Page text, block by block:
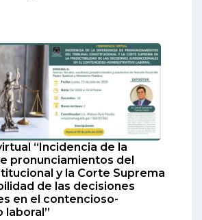
“Incidencia de la
pronunciamientos del
y la Corte Suprema
de las decisiones
en el contencioso-
laboral”